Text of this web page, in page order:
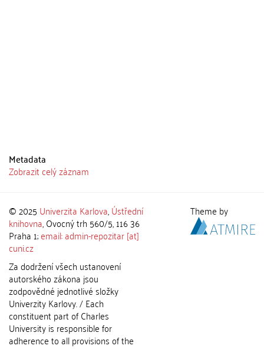
Metadata
Zobrazit celý záznam
© 2025 Univerzita Karlova,Ústřední
knihovna, Ovocný trh 560/5, 116 36
Praha 1;email: admin-repozitar [at]
cuni.cz
Za dodržení všech ustanovení
autorského zákona jsou
zodpovědné jednotlivé složky
Univerzity Karlovy. / Each
constituent part of Charles
University is responsible for
adherence to all provisions of the
Theme by